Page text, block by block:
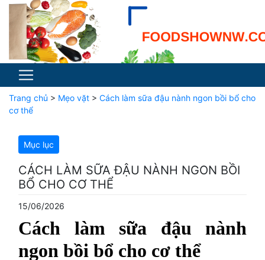
Trang chủ > Mẹo vặt > Cách làm sữa đậu nành ngon bồi bổ cho
cơ thể
Mục lục
CÁCH LÀM SỮA ĐẬU NÀNH NGON BỒI
BỔ CHO CƠ THỂ
15/06/2026
Cách làm sữa đậu nành
ngon bồi bổ cho cơ thể